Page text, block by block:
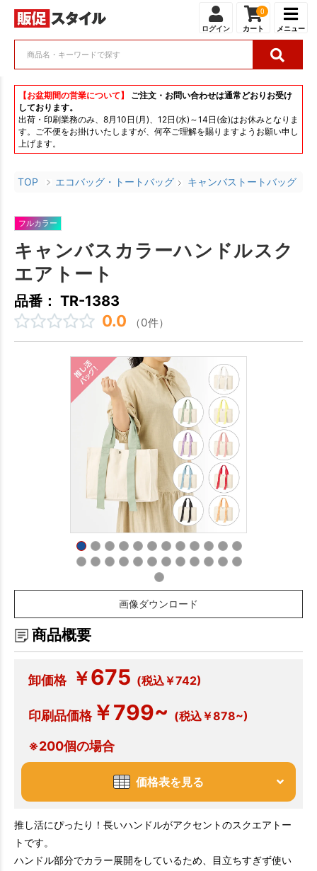
ログイン
0
カート メニュー
【お盆期間の営業について】
ご注文・お問い合わせは通常どおりお受け
しております。
出荷・印刷業務のみ、8月10日(月)、12日(水)～14日(金)はお休みとなりま
す。ご不便をお掛けいたしますが、何卒ご理解を賜りますようお願い申し
上げます。
TOP エコバッグ・トートバッグ キャンバストートバッグ
フルカラー
キャンバスカラーハンドルスク
エアトート
品番： TR-1383
0.0 （0件）
画像ダウンロード
商品概要
卸価格 ￥675 (税込￥742)
印刷品価格￥799~ (税込￥878~)
※200個の場合
価格表を見る
推し活にぴったり！長いハンドルがアクセントのスクエアトー
トです。
ハンドル部分でカラー展開をしているため、目立ちすぎず使い